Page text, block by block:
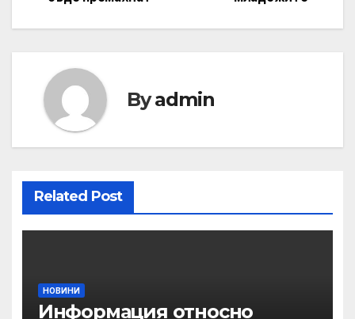
Byadmin
Related Post
НОВИНИ
Информация относно